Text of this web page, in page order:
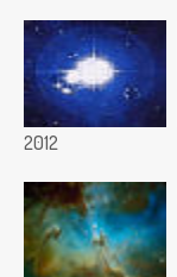
2012